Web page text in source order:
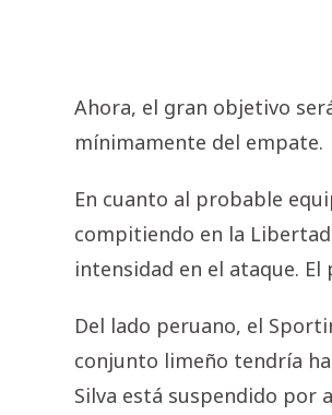
Ahora, el gran objetivo
mínimamente del empate.
En cuanto al probable
compitiendo en la
intensidad en el ataque.
Del lado peruano, el
conjunto limeño tendría
Silva está suspendido por